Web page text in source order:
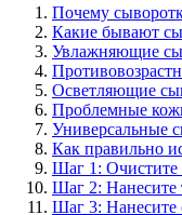
Почему
Какие бывают
Увлажняющие
Осветляющие
Проблемные
Универсальные
Как правильно
Шаг 1: Очистите
Шаг 2: Нанесите
Шаг 3: Нанесите